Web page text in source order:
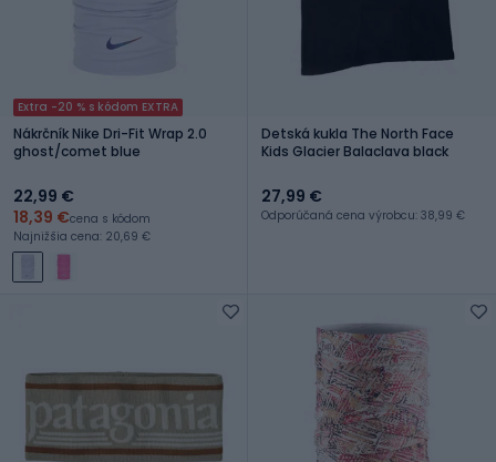
Extra -20 % s kódom EXTRA
Nákrčník Nike Dri-Fit Wrap 2.0
ghost/comet blue
22,99 €
18,39 €cena s kódom
Najnižšia cena: 20,69 €
Detská kukla The North Face
Kids Glacier Balaclava black
27,99 €
Odporúčaná cena výrobcu: 38,99 €